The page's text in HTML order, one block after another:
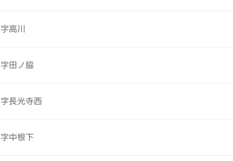
字高川
字田ノ脇
字長光寺西
字中根下